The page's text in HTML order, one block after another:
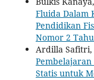
Fluida Dalam
Pendidikan
Nomor 2
Ardilla Safitri,
Statis untuk